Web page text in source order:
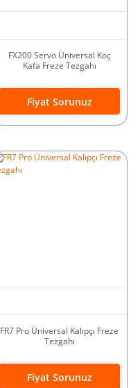
FX200 Servo Üniversal Koç
Kafa Freze Tezgahı
Fiyat Sorunuz
FR7 Pro Üniversal Kalıpçı Freze
Tezgahı
Fiyat Sorunuz